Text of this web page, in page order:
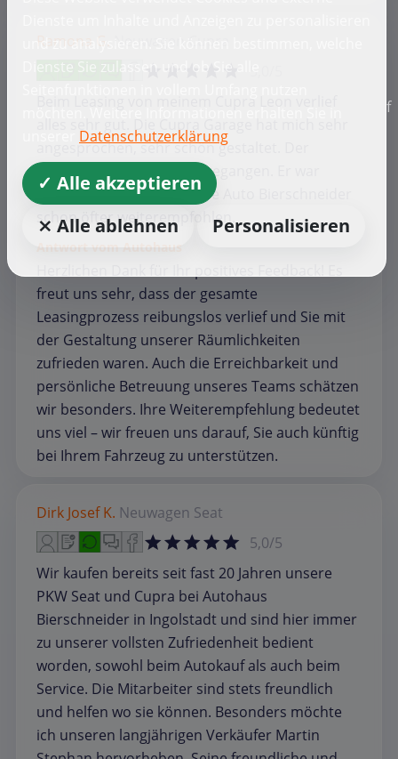
Ramona G.
Beim Leasing von meinem Cupra Leon verlief
alles sehr gut. Die Cupra Garage hat mich sehr
angesprochen, sehr schön gestaltet. Der
Verkäufer ist auf alles eingegangen. Er war
immer erreichbar. Ich habe Auto Bierschneider
schon öfter weiterempfohlen.
Antwort vom Autohaus
freut uns sehr, dass der gesamte
Leasingprozess reibungslos verlief und Sie mit
der Gestaltung unserer Räumlichkeiten
zufrieden waren. Auch die Erreichbarkeit und
persönliche Betreuung unseres Teams schätzen
wir besonders. Ihre Weiterempfehlung bedeutet
uns viel – wir freuen uns darauf, Sie auch künftig
bei Ihrem Fahrzeug zu unterstützen.
Dirk Josef K. Neuwagen Seat
5,0/5
Wir kaufen bereits seit fast 20 Jahren unsere
PKW Seat und Cupra bei Autohaus
Bierschneider in Ingolstadt und sind hier immer
zu unserer vollsten Zufriedenheit bedient
worden, sowohl beim Autokauf als auch beim
Service. Die Mitarbeiter sind stets freundlich
und helfen wo sie können. Besonders möchte
ich unseren langjährigen Verkäufer Martin
und zu analysieren. Sie können bestimmen, welche
Dienste Sie zulassen und ob Sie alle
möchten. Weitere Informationen erhalten Sie in
unserer Datenschutzerklärung
✓ Alle akzeptieren
⨯ Alle ablehnen
Personalisieren
f